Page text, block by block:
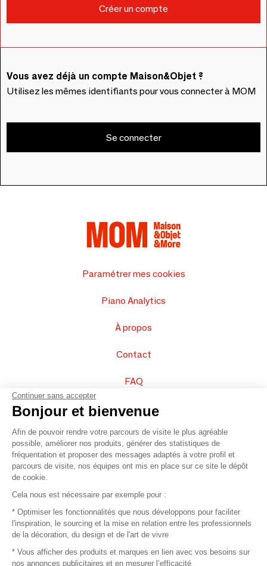
Vous avez déjà un compte Maison&Objet ?
Utilisez les mêmes identifiants pour vous connecter à MOM
Se connecter
Paramétrer mes cookies
Piano Analytics
À propos
Contact
FAQ
Vendez vos produits
Plan du site
© 2016 –Organisation SAFI
Recrutement
Continuer sans accepter
Bonjour et bienvenue
Afin de pouvoir rendre votre parcours de visite le plus agréable
possible, améliorer nos produits, générer des statistiques de
fréquentation et proposer des messages adaptés à votre profil et
parcours de visite, nos équipes ont mis en place sur ce site le dépôt
de cookie.
Cela nous est nécessaire par exemple pour :
* Optimiser les fonctionnalités que nous développons pour faciliter
l'inspiration, le sourcing et la mise en relation entre les professionnels
de la décoration, du design et de l'art de vivre
* Vous afficher des produits et marques en lien avec vos besoins sur
nos annonces publicitaires et en mesurer l’efficacité